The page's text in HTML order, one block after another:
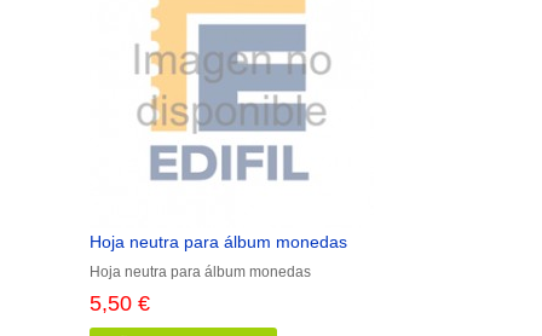
Hoja neutra para álbum monedas
Hoja neutra para álbum monedas
5,50 €